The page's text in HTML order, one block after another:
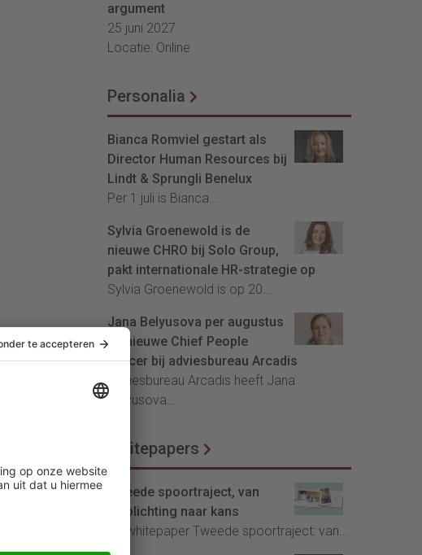
argument
25 juni 2027
Locatie: Online
Personalia
Bianca Romviel gestart als
Director Human Resources bij
Lindt & Sprungli Benelux
Per 1 juli is Bianca...
Sylvia Groenewold is de
nieuwe CHRO bij Solo Group,
pakt internationale HR-strategie op
Sylvia Groenewold is op 20...
Jana Belyusova per augustus
de nieuwe Chief People
Officer bij adviesbureau Arcadis
Adviesbureau Arcadis heeft Jana
Belyusova...
Whitepapers
Tweede spoortraject, van
verplichting naar kans
De whitepaper Tweede spoortraject: van...